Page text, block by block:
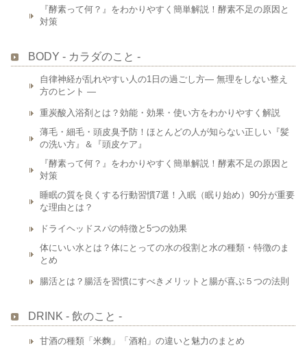
『酵素って何？』をわかりやすく簡単解説！酵素不足の原因と
対策
BODY - カラダのこと -
自律神経が乱れやすい人の1日の過ごし方― 無理をしない整え
方のヒント ―
重炭酸入浴剤とは？効能・効果・使い方をわかりやすく解説
薄毛・細毛・頭皮臭予防！ほとんどの人が知らない正しい『髪
の洗い方』＆『頭皮ケア』
『酵素って何？』をわかりやすく簡単解説！酵素不足の原因と
対策
睡眠の質を良くする行動習慣7選！入眠（眠り始め）90分が重要
な理由とは？
ドライヘッドスパの特徴と5つの効果
体にいい水とは？体にとっての水の役割と水の種類・特徴のま
とめ
腸活とは？腸活を習慣にすべきメリットと腸が喜ぶ５つの法則
DRINK - 飲のこと -
甘酒の種類「米麴」「酒粕」の違いと魅力のまとめ